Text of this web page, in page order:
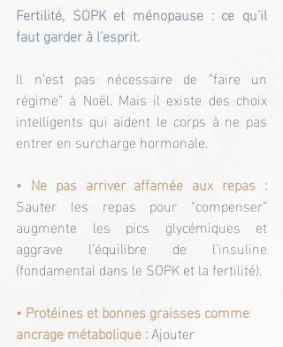
Fertilité, SOPK et ménopause : ce qu’il
faut garder à l’esprit.
Il n’est pas nécessaire de “faire un
régime” à Noël. Mais il existe des choix
intelligents qui aident le corps à ne pas
entrer en surcharge hormonale.
• Ne pas arriver affamée aux repas :
Sauter les repas pour “compenser”
augmente les pics glycémiques et
aggrave l’équilibre de l'insuline
(fondamental dans le SOPK et la fertilité).
• Protéines et bonnes graisses comme
ancrage métabolique : Ajouter